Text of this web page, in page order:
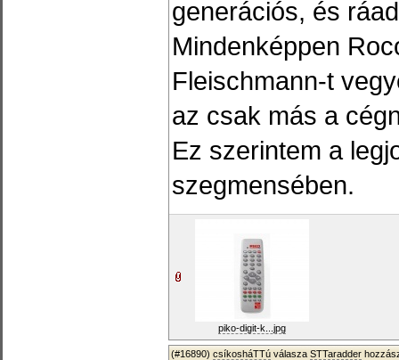
generációs, és
Mindenképpen
Fleischmann-t
az csak más a
Ez szerintem a
szegmensében.
piko-digit-k...jpg
(#16890) csíkosháTTú válasza STTaradder